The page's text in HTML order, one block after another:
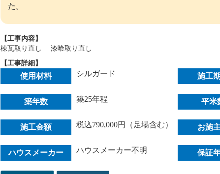
た。
【工事内容】
棟瓦取り直し 漆喰取り直し
【工事詳細】
使用材料 シルガード 施工
築年数 築25年程 平米
施工金額 税込790,000円（足場含む） お施
ハウスメーカー ハウスメーカー不明 保証